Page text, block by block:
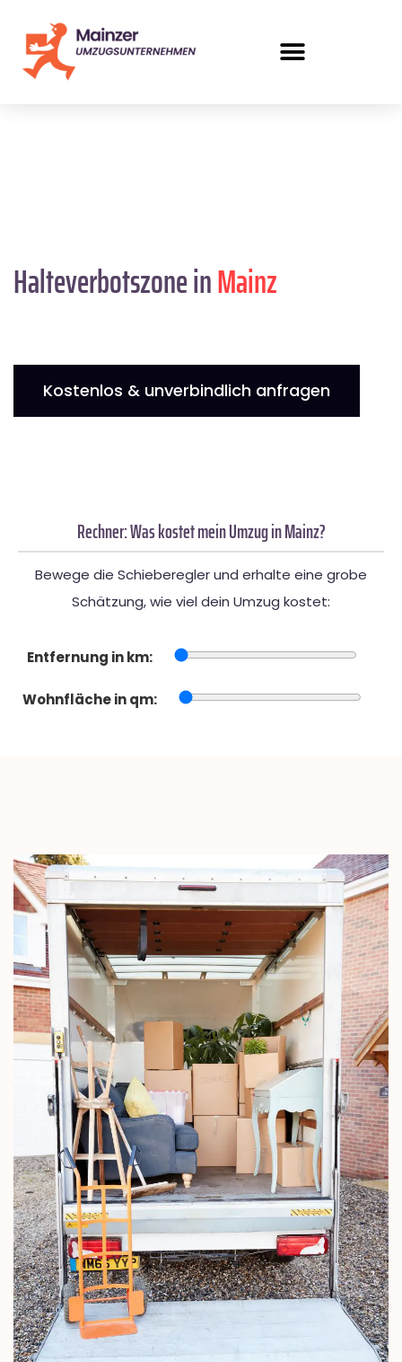
Halteverbotszone inMainz
Kostenlos & unverbindlich anfragen
Rechner: Was kostet mein Umzug in Mainz?
Bewege die Schieberegler und erhalte eine grobe
Schätzung, wie viel dein Umzug kostet:
Entfernung in km:
Wohnfläche in qm: